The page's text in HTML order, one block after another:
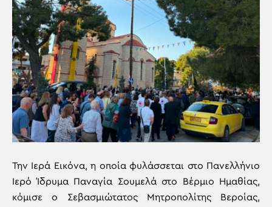
Την Ιερά Εικόνα, η οποία φυλάσσεται στο Πανελλήνιο
Ιερό Ίδρυμα Παναγία Σουμελά στο Βέρμιο Ημαθίας,
κόμισε ο Σεβασμιώτατος Μητροπολίτης Βεροίας,